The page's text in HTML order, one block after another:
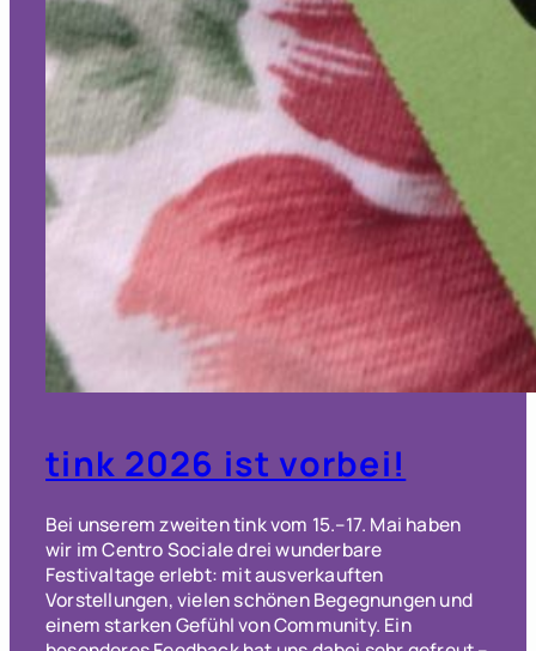
tink 2026 ist vorbei!
Bei unserem zweiten tink vom 15.–17. Mai haben
wir im Centro Sociale drei wunderbare
Festivaltage erlebt: mit ausverkauften
Vorstellungen, vielen schönen Begegnungen und
einem starken Gefühl von Community. Ein